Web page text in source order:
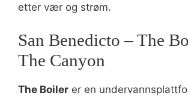
etter vær og strøm.
San Benedicto – The
The Canyon
The Boiler er en